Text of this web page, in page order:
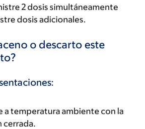
2 dosis simultáneamente
dosis adicionales.
o descarto este
a temperatura ambiente con la
cerrada.